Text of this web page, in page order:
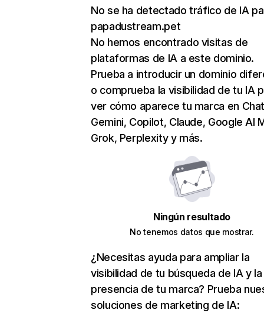
No se ha detectado tráfico de IA
papadustream.pet
No hemos encontrado visitas de
plataformas de IA a este dominio.
Prueba a introducir un dominio
o comprueba la visibilidad de tu IA
ver cómo aparece tu marca en
Gemini, Copilot, Claude, Google AI
Grok, Perplexity y más.
Ningún resultado
No tenemos datos que mostrar.
¿Necesitas ayuda para ampliar la
visibilidad de tu búsqueda de IA y la
presencia de tu marca? Prueba
soluciones de marketing de IA: